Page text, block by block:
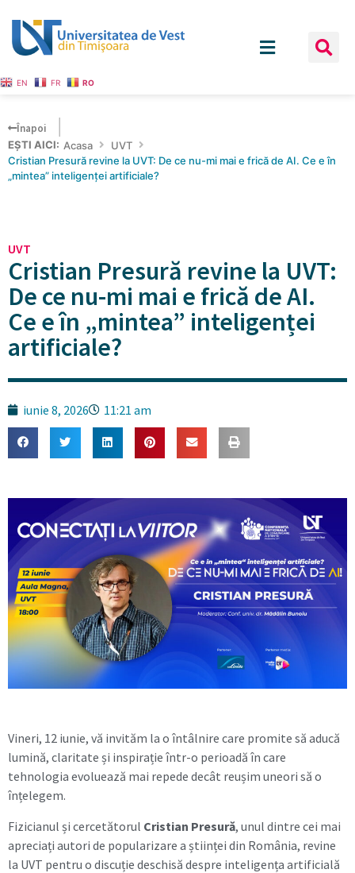
EN FR RO
Înapoi
EȘTI AICI: Acasa
UVT
Cristian Presură revine la UVT: De ce nu-mi mai e frică de AI. Ce e în
„mintea” inteligenței artificiale?
UVT
Cristian Presură revine la UVT:
De ce nu-mi mai e frică de AI.
Ce e în „mintea” inteligenței
artificiale?
iunie 8, 2026 11:21 am
Vineri, 12 iunie, vă invităm la o întâlnire care promite să aducă
lumină, claritate și inspirație într-o perioadă în care
tehnologia evoluează mai repede decât reușim uneori să o
înțelegem.
Fizicianul și cercetătorul Cristian Presură, unul dintre cei mai
apreciați autori de popularizare a științei din România, revine
la UVT pentru o discuție deschisă despre inteligența artificială